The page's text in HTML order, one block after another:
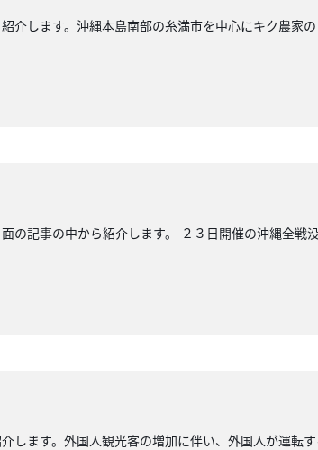
します。沖縄本島南部の糸満市を中心にキク農家
の記事の中から紹介します。 ２３日開催の沖縄全戦
します。外国人観光客の増加に伴い、外国人が運転